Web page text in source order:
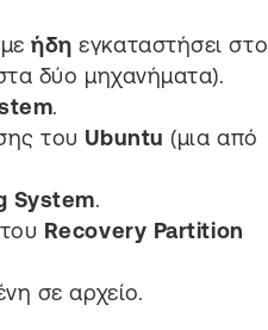
ήδη εγκαταστήσει στο
δύο μηχανήματα).
.
του Ubuntu(μια από
System.
Recovery Partition
σε αρχείο.